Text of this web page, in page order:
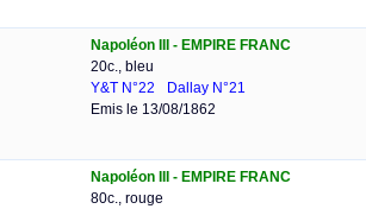
Napoléon III - EMPIRE FRANC
20c., bleu
Y&T N°22
Dallay N°21
Emis le 13/08/1862
Napoléon III - EMPIRE FRANC
80c., rouge